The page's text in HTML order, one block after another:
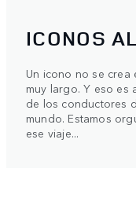
ICONOS
Un icono no se crea
muy largo. Y eso es
de los conductores
mundo. Estamos
ese viaje...